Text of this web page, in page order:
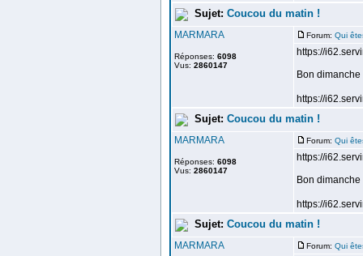
Sujet: Coucou du matin !
MARMARA
Réponses: 6098
Vus: 2860147
Forum: Qui
https://
Bon
https://
Sujet: Coucou du matin !
MARMARA
Réponses: 6098
Vus: 2860147
Forum: Qui
https://
Bon
https://
Sujet: Coucou du matin !
MARMARA Forum: Qui